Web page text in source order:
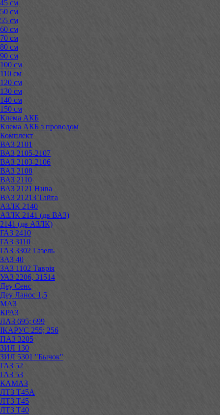
45 см
50 см
55 см
60 см
70 см
80 см
90 см
100 см
110 см
120 см
130 см
140 см
150 см
Клема АКБ
Клема АКБ з проводом
Комплект
ВАЗ 2101
ВАЗ 2105-2107
ВАЗ 2103-2106
ВАЗ 2108
ВАЗ 2110
ВАЗ 2121 Нива
ВАЗ 21213 Тайга
АЗЛК 2140
АЗЛК 2141 (дв ВАЗ)
2141 (дв АЗЛК)
ГАЗ 2410
ГАЗ 3110
ГАЗ 3302 Газель
ЗАЗ 40
ЗАЗ 1102 Таврія
УАЗ 2206, 31514
Деу Сенс
Деу Ланос 1,5
МАЗ
КРАЗ
ЛАЗ 695; 699
ІКАРУС 255; 256
ПАЗ 3205
ЗИЛ 130
ЗИЛ 5301 "Бычок"
ГАЗ 52
ГАЗ 53
КАМАЗ
ЛТЗ Т45А
ЛТЗ Т45
ЛТЗ Т40